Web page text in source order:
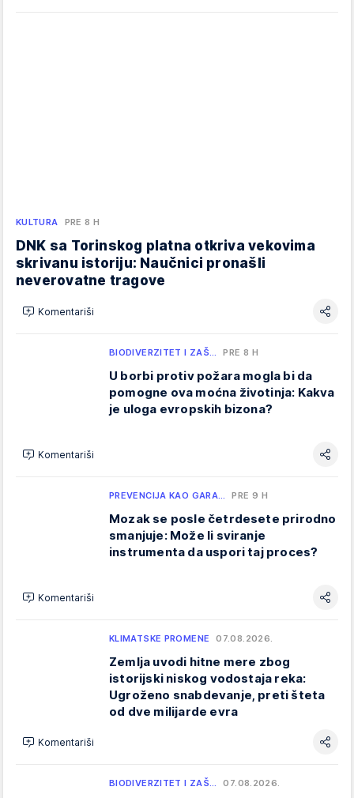
KULTURA PRE 8 H
DNK sa Torinskog platna otkriva vekovima
skrivanu istoriju: Naučnici pronašli
neverovatne tragove
Komentariši
BIODIVERZITET I ZAŠ… PRE 8 H
U borbi protiv požara mogla bi da
pomogne ova moćna životinja: Kakva
je uloga evropskih bizona?
Komentariši
PREVENCIJA KAO GARA… PRE 9 H
Mozak se posle četrdesete prirodno
smanjuje: Može li sviranje
instrumenta da uspori taj proces?
Komentariši
KLIMATSKE PROMENE 07.08.2026.
Zemlja uvodi hitne mere zbog
istorijski niskog vodostaja reka:
Ugroženo snabdevanje, preti šteta
od dve milijarde evra
Komentariši
BIODIVERZITET I ZAŠ… 07.08.2026.